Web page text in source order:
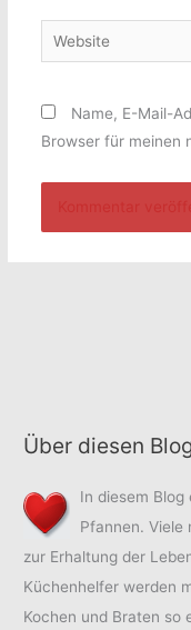
Website
Name, E-Mail-
Browser für meinen
Über diesen
In diesem Blog
Pfannen. Viele
zur Erhaltung der
Küchenhelfer werden
Kochen und Braten so